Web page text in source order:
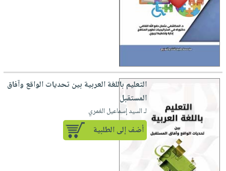
التعليم باللغة العربية بين تحديات الواقع وآفاق
المستقبل
لـ السيد إسماعيل الغمري
أضف إلى الطلبية